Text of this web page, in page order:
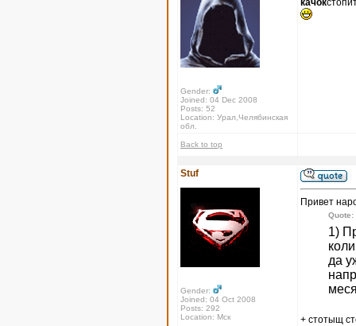
Gender:
Joined: 04 Dec 2008
Posts: 52
Location: Урал,Челябинская
обл.
качок
Back to top
Stuf
Gender:
Joined: 04 Oct 2008
Posts: 292
Location: Мск
Привет
Quote:
1)
да
+ стотыщ